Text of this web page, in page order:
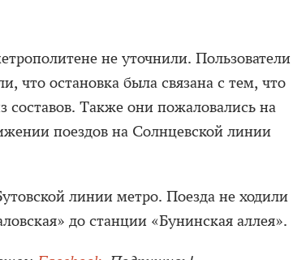
не уточнили. Пользователи
что остановка была связана с тем, что
составов. Также они пожаловались на
поездов на Солнцевской линии
линии метро. Поезда не ходили
до станции «Бунинская аллея».